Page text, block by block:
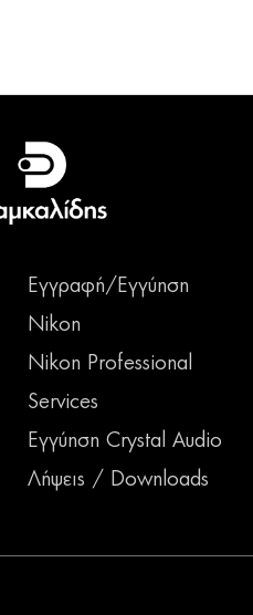
Εγγραφή/Εγγύηση
Nikon
Nikon Professional
Services
Εγγύηση Crystal Audio
Λήψεις / Downloads